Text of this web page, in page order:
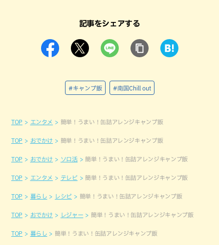
記事をシェアする
#キャンプ飯 #南国Chill out
TOP エンタメ 簡単！うまい！缶詰アレンジキャンプ飯
TOP おでかけ 簡単！うまい！缶詰アレンジキャンプ飯
TOP おでかけ ソロ活 簡単！うまい！缶詰アレンジキャンプ飯
TOP エンタメ テレビ 簡単！うまい！缶詰アレンジキャンプ飯
TOP 暮らし レシピ 簡単！うまい！缶詰アレンジキャンプ飯
TOP おでかけ レジャー 簡単！うまい！缶詰アレンジキャンプ飯
TOP 暮らし 簡単！うまい！缶詰アレンジキャンプ飯